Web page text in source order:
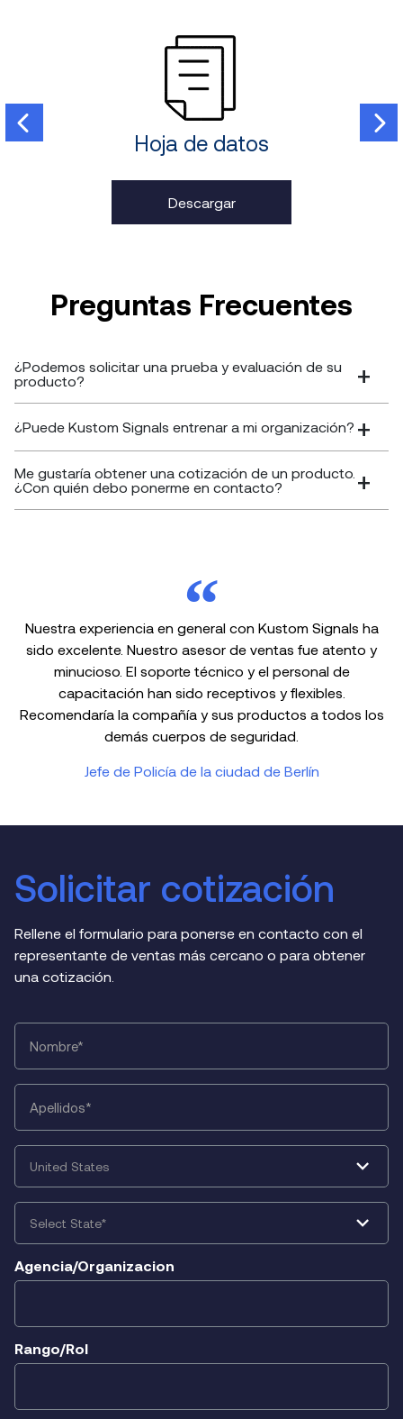
Hoja de datos
Descargar
Preguntas Frecuentes
¿Podemos solicitar una prueba y evaluación de su
producto?
¿Puede Kustom Signals entrenar a mi organización?
Me gustaría obtener una cotización de un producto.
¿Con quién debo ponerme en contacto?
Nuestra experiencia en general con Kustom Signals ha
sido excelente. Nuestro asesor de ventas fue atento y
minucioso. El soporte técnico y el personal de
capacitación han sido receptivos y flexibles.
Recomendaría la compañía y sus productos a todos los
demás cuerpos de seguridad.
Jefe de Policía de la ciudad de Berlín
Solicitar cotización
Rellene el formulario para ponerse en contacto con el
representante de ventas más cercano o para obtener
una cotización.
First
Name*
Last
Name*
Country
State
Agencia/Organizacion
Rango/Rol